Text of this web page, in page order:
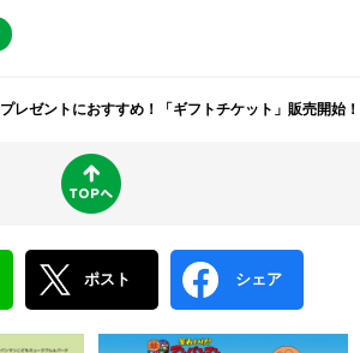
プレゼントにおすすめ！「ギフトチケット」販売開始！
ポスト シェア